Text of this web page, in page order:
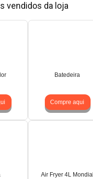
vendidos da loja
Batedeira
Compre aqui
Air Fryer 4L Mondial